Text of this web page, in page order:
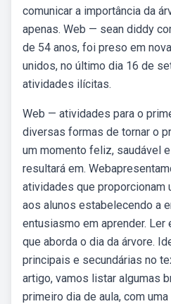
comunicar a importância da
apenas. Web — sean diddy
de 54 anos, foi preso em
unidos, no último dia 16 de
atividades ilícitas.
Web — atividades para o
diversas formas de tornar o
um momento feliz, saudável
resultará em.
atividades que proporcionam
aos alunos estabelecendo a
entusiasmo em aprender. Ler
que aborda o dia da árvore.
principais e secundárias no
artigo, vamos listar algumas
primeiro dia de aula, com